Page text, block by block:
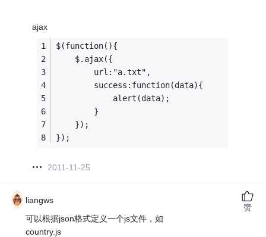
ajax
$(function(){
	$.ajax({
		url:"a.txt",
		success:function(data){
			alert(data);
		}
	});
});
2011-11-25
liangws
可以根据json格式定义一个js文件，如
country.js
赞